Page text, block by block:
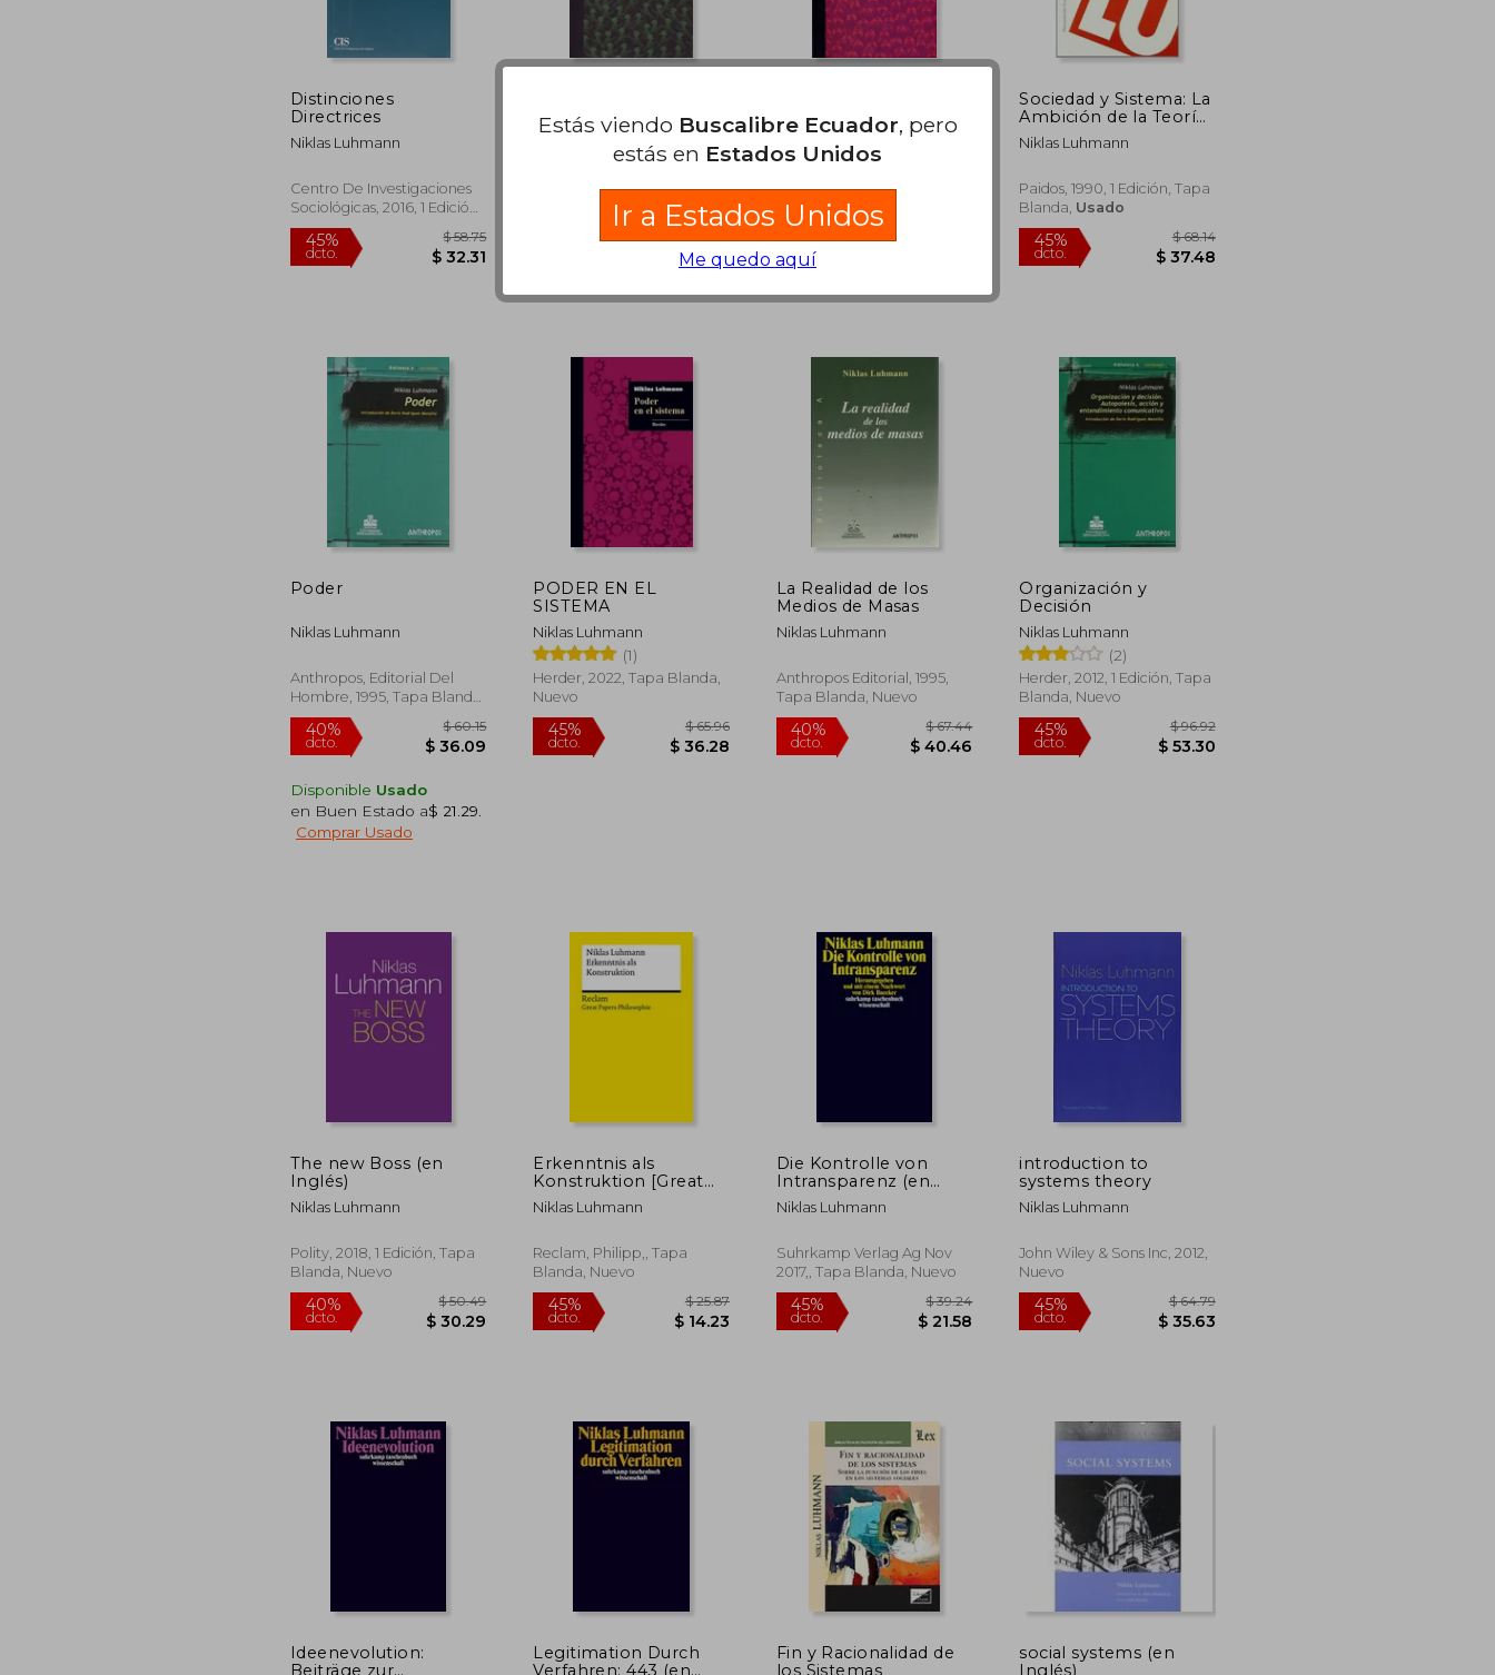
Distinciones
Directrices
Niklas Luhmann
Centro De Investigaciones
Sociológicas, 2016, 1 Edición,
Tapa Blanda, Nuevo
45%
dcto.
(2)
Herder, 2015, 1 Edición, Tapa
Blanda, Nuevo
45%
dcto.
Sociedad
Niklas Luhmann
Herder, 2018, 1 Edición, Tapa
Blanda, Nuevo
dcto. $ 43.98
Sociedad y Sistema: La
Ambición de la Teoría:
Introducción de
Ignacio Izuzquiza
Contemporáneo)
Niklas Luhmann
Paidos, 1990, 1 Edición, Tapa
Blanda, Usado
dcto.
Poder
Niklas Luhmann
Anthropos, Editorial Del
Hombre, 1995, Tapa Blanda,
Nuevo
Disponible Usado
en Buen Estado a$ 21.29
Comprar Usado
PODER EN EL
SISTEMA
Niklas Luhmann
(1)
Herder, 2022, Tapa Blanda,
Nuevo
La Realidad de los
Medios de Masas
Niklas Luhmann
Anthropos Editorial, 1995,
Tapa Blanda, Nuevo
Organización y
Decisión
Niklas Luhmann
(2)
Herder, 2012, 1 Edición, Tapa
Blanda, Nuevo
The new Boss (en
Inglés)
Niklas Luhmann
Polity, 2018, 1 Edición, Tapa
Blanda, Nuevo
Erkenntnis als
Konstruktion [Great
Papers Soziologie] (en
Alemán)
Niklas Luhmann
Reclam, Philipp,, Tapa
Blanda, Nuevo
Die Kontrolle von
Intransparenz (en
Alemán)
Niklas Luhmann
Suhrkamp Verlag Ag Nov
2017,, Tapa Blanda, Nuevo
introduction to
systems theory
Niklas Luhmann
John Wiley & Sons Inc, 2012,
Nuevo
Ideenevolution:
Beiträge zur
Legitimation Durch
Verfahren: 443 (en
Fin y Racionalidad de
los Sistemas
social systems (en
Inglés)
Estás viendo Buscalibre Ecuador, pero
estás en Estados Unidos
Ir a Estados Unidos
Me quedo aquí